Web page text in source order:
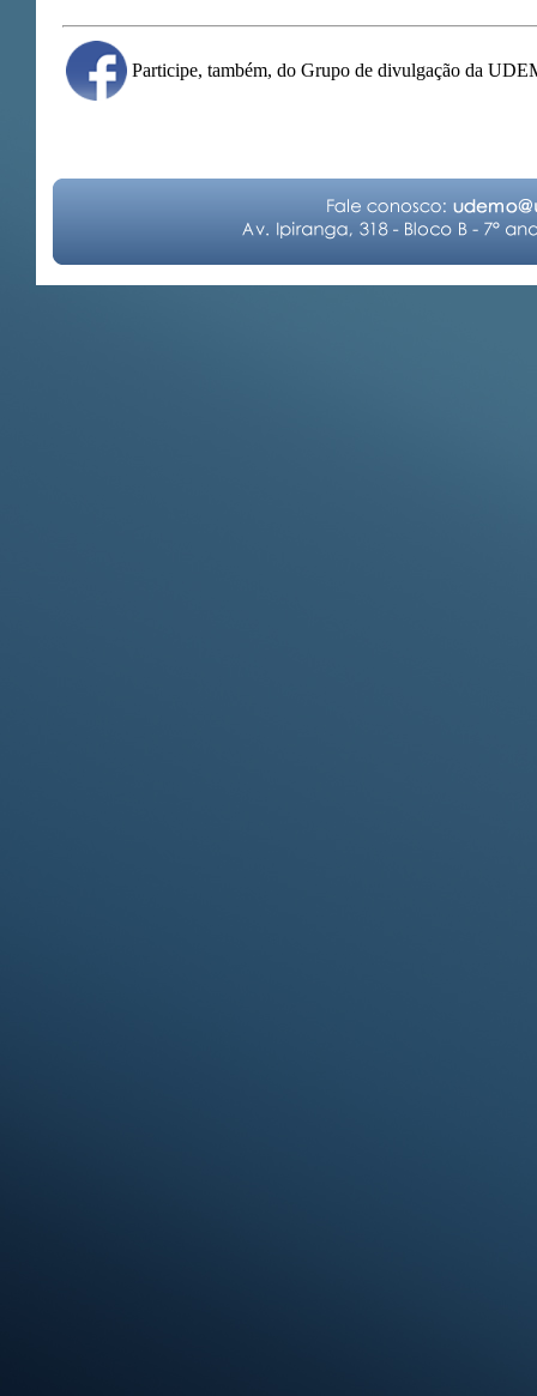
Participe, também, do Grupo de divulgação da